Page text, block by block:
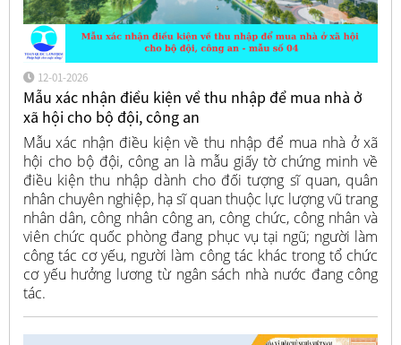
12-01-2026
Mẫu xác nhận điều kiện về thu nhập để mua nhà ở
xã hội cho bộ đội, công an
Mẫu xác nhận điều kiện về thu nhập để mua nhà ở xã
hội cho bộ đội, công an là mẫu giấy tờ chứng minh về
điều kiện thu nhập dành cho đối tượng sĩ quan, quân
nhân chuyên nghiệp, hạ sĩ quan thuộc lực lượng vũ trang
nhân dân, công nhân công an, công chức, công nhân và
viên chức quốc phòng đang phục vụ tại ngũ; người làm
công tác cơ yếu, người làm công tác khác trong tổ chức
cơ yếu hưởng lương từ ngân sách nhà nước đang công
tác.